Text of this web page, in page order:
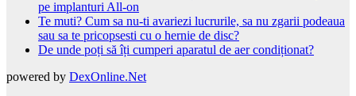
pe implanturi All-on
Te muti? Cum sa nu-ti avariezi lucrurile, sa nu zgarii podeaua
sau sa te pricopsesti cu o hernie de disc?
De unde poți să îți cumperi aparatul de aer condiționat?
powered by DexOnline.Net